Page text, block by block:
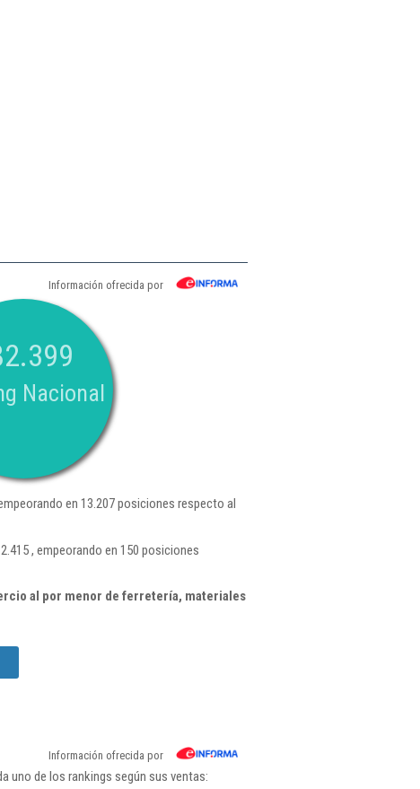
Información ofrecida por
Nacional
en 13.207 posiciones respecto al
, empeorando en 150 posiciones
al por menor de ferretería, materiales
Información ofrecida por
uno de los rankings según sus ventas: